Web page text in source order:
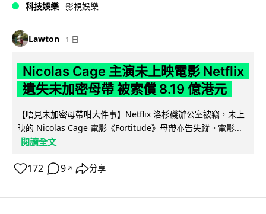
科技娛樂 影視娛樂
Lawton 1 日
Nicolas Cage 主演未上映電影 Netflix
遺失未加密母帶 被索償 8.19 億港元
【唔見未加密母帶咁大件事】Netflix 洛杉磯辦公室被竊，未上
映的 Nicolas Cage 電影《Fortitude》母帶亦告失蹤。電影...
閱讀全文
172 9 ↗ 分享